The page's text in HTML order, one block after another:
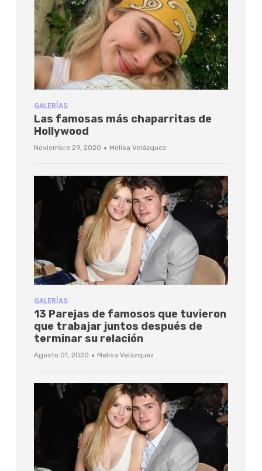
GALERÍAS
Las famosas más chaparritas de
Hollywood
Noviembre 29, 2020 · Melisa Velázquez
GALERÍAS
13 Parejas de famosos que tuvieron
que trabajar juntos después de
terminar su relación
Agosto 01, 2020 · Melisa Velázquez